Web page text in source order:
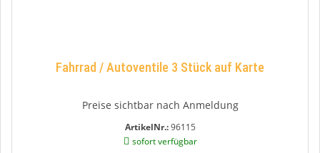
Fahrrad / Autoventile 3 Stück auf Karte
Preise sichtbar nach Anmeldung
ArtikelNr.:96115
sofort verfügbar